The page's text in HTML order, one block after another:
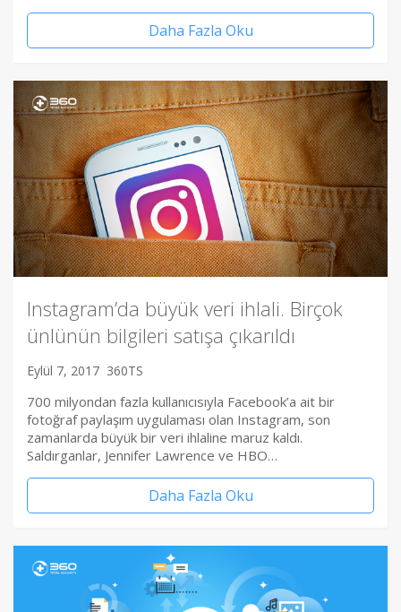
Daha Fazla Oku
Instagram’da büyük veri ihlali. Birçok
ünlünün bilgileri satışa çıkarıldı
Eylül 7, 2017 360TS
700 milyondan fazla kullanıcısıyla Facebook’a ait bir
fotoğraf paylaşım uygulaması olan Instagram, son
zamanlarda büyük bir veri ihlaline maruz kaldı.
Saldırganlar, Jennifer Lawrence ve HBO…
Daha Fazla Oku